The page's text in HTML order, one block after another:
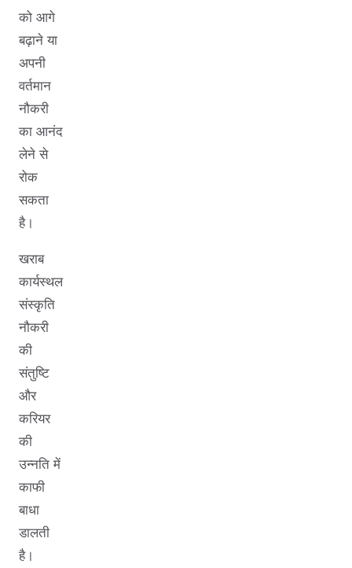
को आगे
बढ़ाने या
अपनी
वर्तमान
नौकरी
का आनंद
लेने से
रोक
सकता
है।
खराब
कार्यस्थल
संस्कृति
नौकरी
की
संतुष्टि
और
करियर
की
उन्नति में
काफी
बाधा
डालती
है।